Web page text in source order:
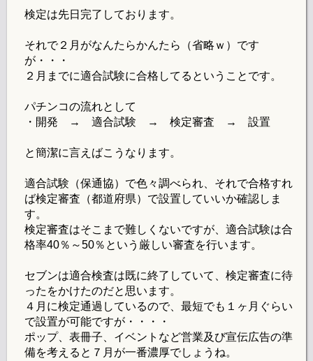
検定は先日完了しております。
それで２月がなんたらかんたら（省略ｗ）です
が・・・
２月までに適合試験に合格してるということです。
パチンコの流れとして
・開発 → 適合試験 → 検定審査 → 設置
と簡潔に言えばこうなります。
適合試験（保通協）で色々調べられ、それで合格すれ
ば検定審査（都道府県）で設置していいか確認しま
す。
検定審査はそこまで難しくないですが、適合試験は合
格率40％～50％という厳しい審査を行います。
セブンは適合検査は既に終了していて、検定審査に待
ったをかけたのだと思います。
４月に検定通過しているので、最短でも１ヶ月ぐらい
で設置が可能ですが・・・・
ポップ、表冊子、イベントなど営業及び宣伝広告の準
備を考えると７月が一番濃厚でしょうね。